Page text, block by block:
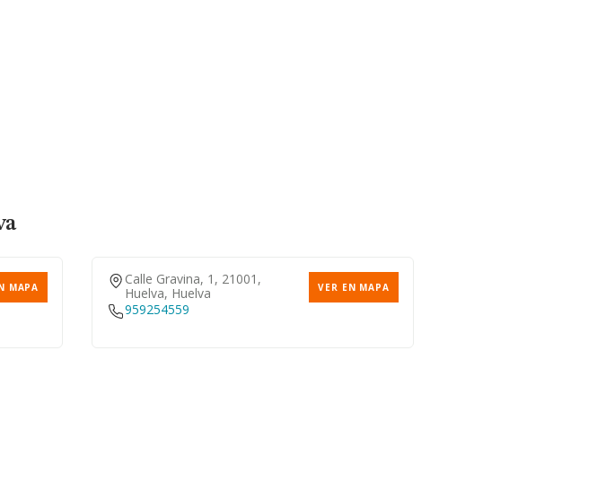
MAPA
Calle Gravina, 1, 21001,
Huelva, Huelva
VER EN MAPA
959254559